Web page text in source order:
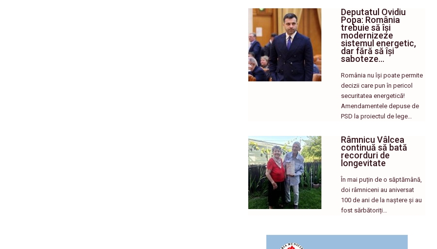
Deputatul Ovidiu
Popa: România
trebuie să își
modernizeze
sistemul energetic,
dar fără să își
saboteze…
România nu își poate permite
decizii care pun în pericol
securitatea energetică!
Amendamentele depuse de
PSD la proiectul de lege…
Râmnicu Vâlcea
continuă să bată
recorduri de
longevitate
În mai puțin de o săptămână,
doi râmniceni au aniversat
100 de ani de la naștere și au
fost sărbătoriți…